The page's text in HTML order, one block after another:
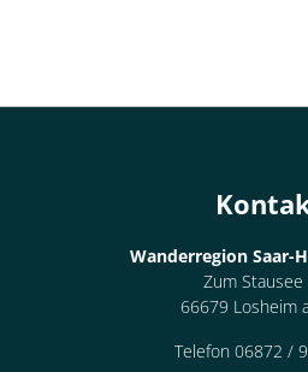
Wanderregion Saar-
Zum Stausee
66679 Losheim
Telefon 06872 /